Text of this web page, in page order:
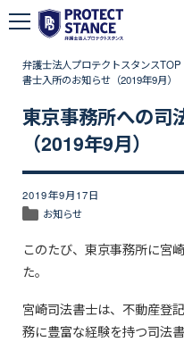
弁護士法人プロテクトスタンスTOP
書士入所のお知らせ（2019年9月）
東京事務所への司
（2019年9月）
2019年9月17日
お知らせ
このたび、東京事務所に宮
た。
宮崎司法書士は、不動産登
務に豊富な経験を持つ司法